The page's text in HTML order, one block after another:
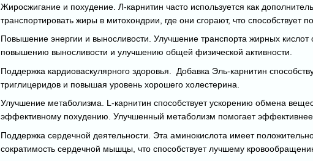
Жиросжигание и похудение. Л-карнитин часто используется как
транспортировать жиры в митохондрии, где они сгорают, что способствует
Повышение энергии и выносливости. Улучшение транспорта жирных кислот
повышению выносливости и улучшению общей физической активности.
Поддержка кардиоваскулярного здоровья. Добавка Эль-карнитин
триглицеридов и повышая уровень хорошего холестерина.
Улучшение метаболизма. L-карнитин способствует ускорению обмена
эффективному похудению. Улучшенный метаболизм помогает эффективнее
Поддержка сердечной деятельности. Эта аминокислота имеет
сократимость сердечной мышцы, что способствует лучшему